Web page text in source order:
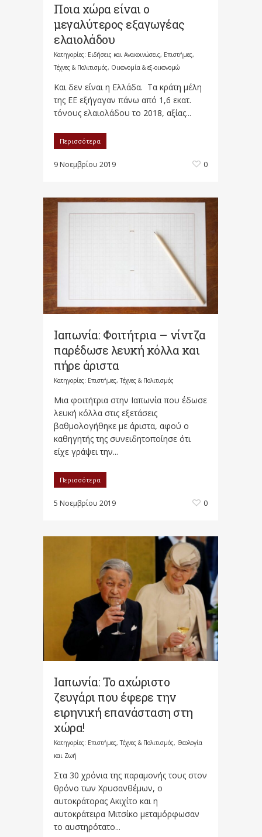
Ποια χώρα είναι ο
μεγαλύτερος εξαγωγέας
ελαιολάδου
Κατηγορίες: Ειδήσεις και Ανακοινώσεις, Επιστήμες,
Τέχνες & Πολιτισμός, Οικονομία & εξ-οικονομώ
Και δεν είναι η Ελλάδα. Τα κράτη μέλη
της ΕΕ εξήγαγαν πάνω από 1,6 εκατ.
τόνους ελαιολάδου το 2018, αξίας...
Περισσότερα
9 Νοεμβρίου 2019 0
Ιαπωνία: Φοιτήτρια – νίντζα
παρέδωσε λευκή κόλλα και
πήρε άριστα
Κατηγορίες: Επιστήμες, Τέχνες & Πολιτισμός
Μια φοιτήτρια στην Ιαπωνία που έδωσε
λευκή κόλλα στις εξετάσεις
βαθμολογήθηκε με άριστα, αφού ο
καθηγητής της συνειδητοποίησε ότι
είχε γράψει την...
Περισσότερα
5 Νοεμβρίου 2019 0
Ιαπωνία: Το αχώριστο
ζευγάρι που έφερε την
ειρηνική επανάσταση στη
χώρα!
Κατηγορίες: Επιστήμες, Τέχνες & Πολιτισμός, Θεολογία
και Ζωή
Στα 30 χρόνια της παραμονής τους στον
θρόνο των Χρυσανθέμων, ο
αυτοκράτορας Ακιχίτο και η
αυτοκράτειρα Μιτσίκο μεταμόρφωσαν
το αυστηρότατο...